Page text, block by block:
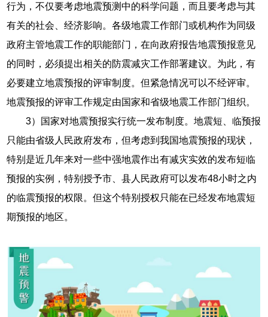
行为，不仅要考虑地震预测中的科学问题，而且要考虑与其
有关的社会、经济影响。各级地震工作部门或机构作为同级
政府主管地震工作的职能部门，在向政府报告地震预报意见
的同时，必须提出相关的防震减灾工作部署建议。为此，有
必要建立地震预报的评审制度。但紧急情况可以不经评审。
地震预报的评审工作规定由国家和省级地震工作部门组织。
3）国家对地震预报实行统一发布制度。地震短、临预报
只能由省级人民政府发布，但考虑到我国地震预报的现状，
特别是近几年来对一些中强地震作出有减灾实效的发布短临
预报的实例，特别授予市、县人民政府可以发布48小时之内
的临震预报的权限。但这个特别授权只能在已经发布地震短
期预报的地区。